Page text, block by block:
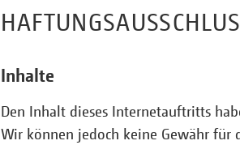
Inhalte
Den Inhalt dieses Internetauftritts
Wir können jedoch keine Gewähr